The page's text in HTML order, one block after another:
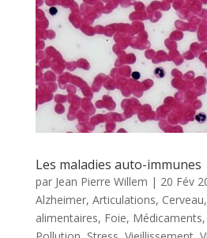
Les maladies auto-immunes
par Jean Pierre Willem | 20 Fév
Alzheimer, Articulations, Cerveau,
alimentaires, Foie, Médicaments,